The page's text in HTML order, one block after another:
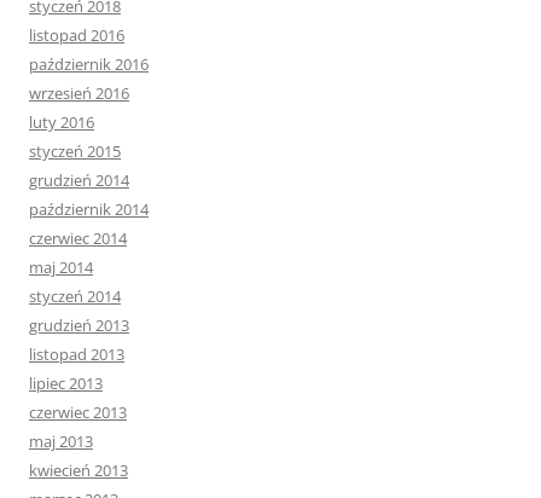
styczeń 2018
listopad 2016
październik 2016
wrzesień 2016
luty 2016
styczeń 2015
grudzień 2014
październik 2014
czerwiec 2014
maj 2014
styczeń 2014
grudzień 2013
listopad 2013
lipiec 2013
czerwiec 2013
maj 2013
kwiecień 2013